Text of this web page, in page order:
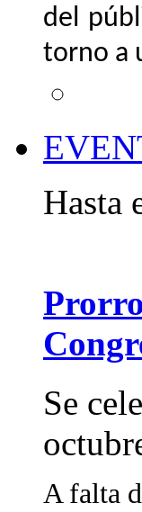
del
torno a
Hasta
Se
A falta